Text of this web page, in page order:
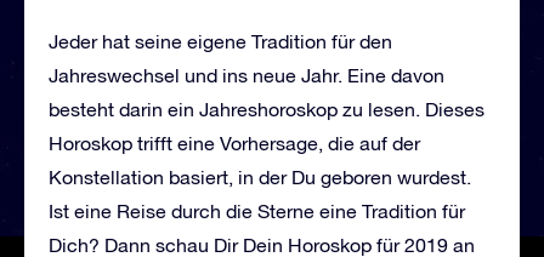
Jeder hat seine eigene Tradition für den
Jahreswechsel und ins neue Jahr. Eine davon
besteht darin ein Jahreshoroskop zu lesen. Dieses
Horoskop trifft eine Vorhersage, die auf der
Konstellation basiert, in der Du geboren wurdest.
Ist eine Reise durch die Sterne eine Tradition für
Dich? Dann schau Dir Dein Horoskop für 2019 an